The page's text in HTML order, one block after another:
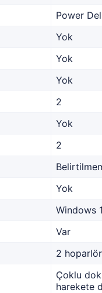
Power
Yok
Yok
Yok
2
Yok
2
Yok
Windows
Var
2
Çoklu
harekete